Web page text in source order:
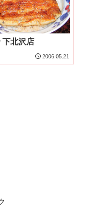
下北沢店
2006.05.21